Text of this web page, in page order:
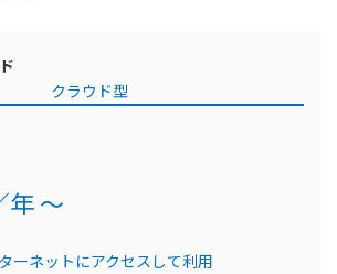
クラウド型
年 ～
ーネットにアクセスして利用